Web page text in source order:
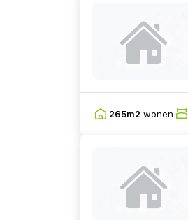
265m2 wonen